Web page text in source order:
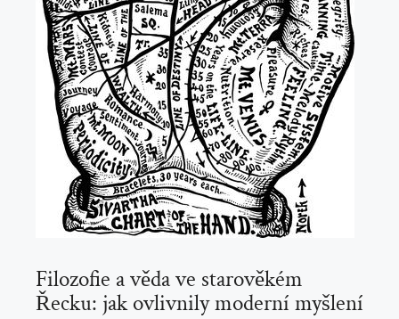
Filozofie ⁢a věda ve starověkém
Řecku: jak ovlivnily moderní myšlení